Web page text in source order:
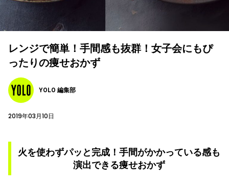
レンジで簡単！手間感も抜群！女子会にもぴ
ったりの痩せおかず
YOLO 編集部
2019年03月10日
火を使わずパッと完成！手間がかかっている感も
演出できる痩せおかず